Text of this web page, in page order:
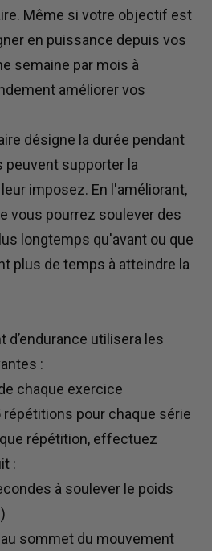
Même si votre objectif est
en puissance depuis vos
semaine par mois à
améliorer vos
désigne la durée pendant
peuvent supporter la
imposez. En l'améliorant,
vous pourrez soulever des
longtemps qu'avant ou que
plus de temps à atteindre la
d’endurance utilisera les
:
chaque exercice
répétitions pour chaque série
répétition, effectuez
:
à soulever le poids
sommet du mouvement